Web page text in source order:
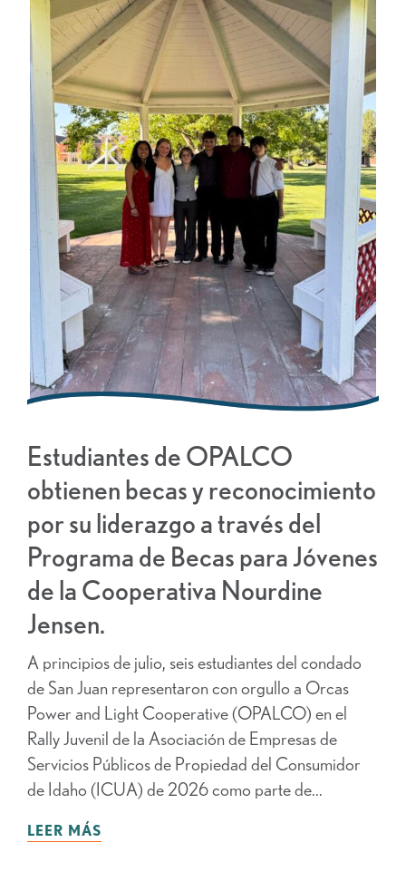
Estudiantes de OPALCO
obtienen becas y reconocimiento
por su liderazgo a través del
Programa de Becas para Jóvenes
de la Cooperativa Nourdine
Jensen.
A principios de julio, seis estudiantes del condado
de San Juan representaron con orgullo a Orcas
Power and Light Cooperative (OPALCO) en el
Rally Juvenil de la Asociación de Empresas de
Servicios Públicos de Propiedad del Consumidor
de Idaho (ICUA) de 2026 como parte de...
LEER MÁS